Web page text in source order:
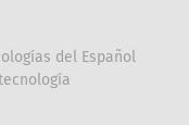
del Español